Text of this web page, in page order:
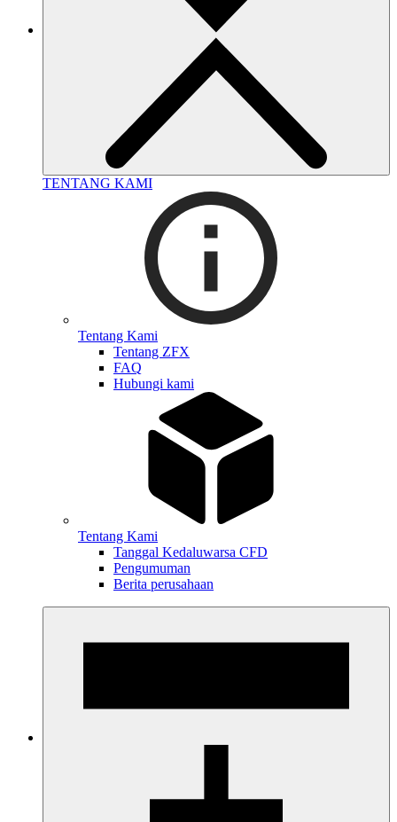
TENTANG KAMI
Tentang Kami
Tentang ZFX
FAQ
Hubungi kami
Tentang Kami
Tanggal Kedaluwarsa CFD
Pengumuman
Berita perusahaan